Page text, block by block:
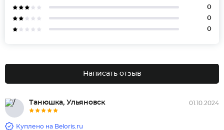
0
0
0
Написать отзыв
Танюшка, Ульяновск 01.10.2024
Куплено на Beloris.ru